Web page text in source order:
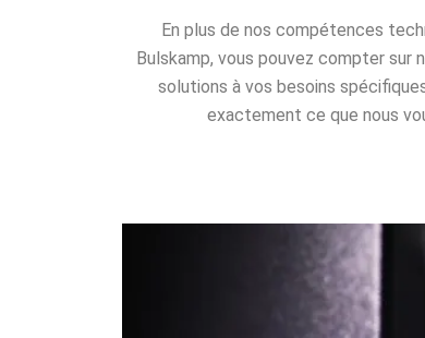
En plus de nos compétences
Bulskamp, vous pouvez compter sur
solutions à vos besoins
exactement ce que nous